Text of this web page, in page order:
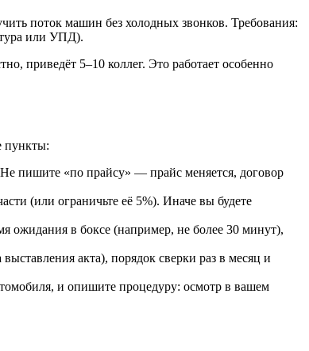
поток машин без холодных звонков. Требования:
или УПД).
приведёт 5–10 коллег. Это работает особенно
пункты:
пишите «по прайсу» — прайс меняется, договор
(или ограничьте её 5%). Иначе вы будете
ожидания в боксе (например, не более 30 минут),
акта), порядок сверки раз в месяц и
и опишите процедуру: осмотр в вашем